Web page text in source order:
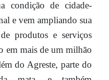
condição de cidade-
e vem ampliando sua
produtos e serviços
em mais de um milhão
do Agreste, parte do